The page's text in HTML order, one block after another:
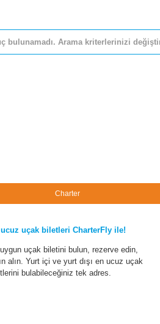
bulunamadı. Arama kriterlerinizi
Charter
ucuz uçak biletleri CharterFly ile!
uçak biletini bulun, rezerve edin,
alın. Yurt içi ve yurt dışı en ucuz uçak
bulabileceğiniz tek adres.